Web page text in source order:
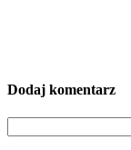
Dodaj komentarz